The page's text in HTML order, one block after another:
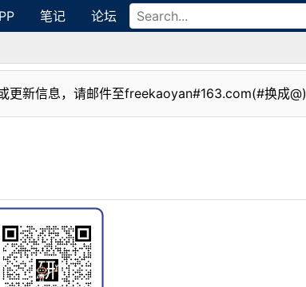
笔记 论坛
更新信息，请邮件至freekaoyan#163.com(#换成@)